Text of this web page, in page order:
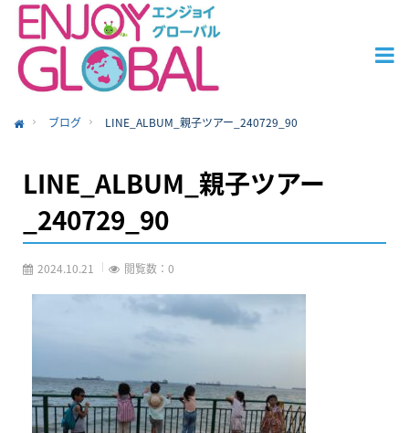
ブログ LINE_ALBUM_親子ツアー_240729_90
LINE_ALBUM_親子ツアー
_240729_90
2024.10.21 閲覧数：0